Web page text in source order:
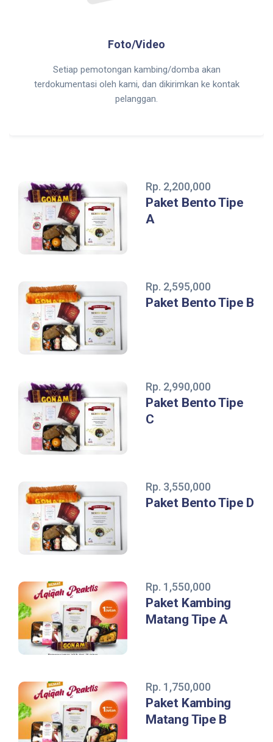
Foto/Video
Setiap pemotongan kambing/domba akan
terdokumentasi oleh kami, dan dikirimkan ke kontak
pelanggan.
Rp. 2,200,000
Paket Bento Tipe
A
Rp. 2,595,000
Paket Bento Tipe B
Rp. 2,990,000
Paket Bento Tipe
C
Rp. 3,550,000
Paket Bento Tipe D
Rp. 1,550,000
Paket Kambing
Matang Tipe A
Rp. 1,750,000
Paket Kambing
Matang Tipe B